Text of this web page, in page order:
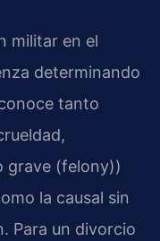
militar en el
determinando
tanto
grave (felony))
la causal sin
Para un divorcio